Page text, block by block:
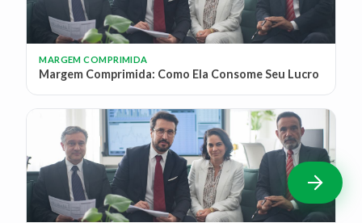
MARGEM COMPRIMIDA
Margem Comprimida: Como Ela Consome Seu Lucro